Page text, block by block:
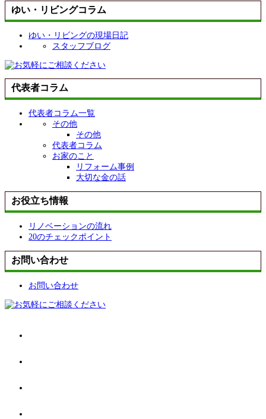
ゆい・リビングコラム
ゆい・リビングの現場日記
スタッフブログ
代表者コラム
代表者コラム一覧
その他
その他
代表者コラム
お家のこと
リフォーム事例
大切な金の話
お役立ち情報
リノベーションの流れ
20のチェックポイント
お問い合わせ
お問い合わせ